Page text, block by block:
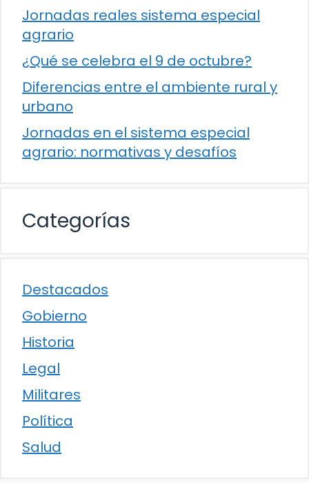
Jornadas reales sistema especial
agrario
¿Qué se celebra el 9 de octubre?
Diferencias entre el ambiente rural y
urbano
Jornadas en el sistema especial
agrario: normativas y desafíos
Categorías
Destacados
Gobierno
Historia
Legal
Militares
Política
Salud